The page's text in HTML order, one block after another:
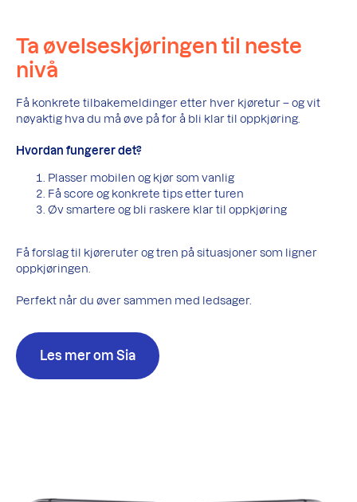
Ta øvelseskjøringen til neste
nivå
Få konkrete tilbakemeldinger etter hver kjøretur – og vit
nøyaktig hva du må øve på for å bli klar til oppkjøring.
Hvordan fungerer det?
Plasser mobilen og kjør som vanlig
Få score og konkrete tips etter turen
Øv smartere og bli raskere klar til oppkjøring
Få forslag til kjøreruter og tren på situasjoner som ligner
oppkjøringen.
Perfekt når du øver sammen med ledsager.
Les mer om Sia